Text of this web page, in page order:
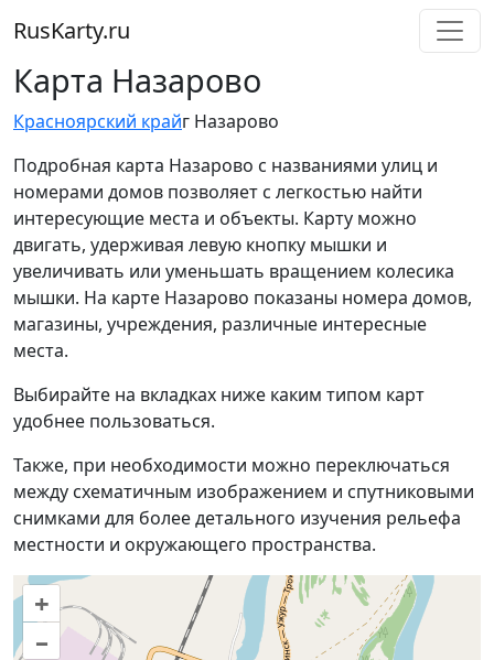
RusKarty.ru
Карта Назарово
Красноярский крайг Назарово
Подробная карта Назарово с названиями улиц и
номерами домов позволяет с легкостью найти
интересующие места и объекты. Карту можно
двигать, удерживая левую кнопку мышки и
увеличивать или уменьшать вращением колесика
мышки. На карте Назарово показаны номера домов,
магазины, учреждения, различные интересные
места.
Выбирайте на вкладках ниже каким типом карт
удобнее пользоваться.
Также, при необходимости можно переключаться
между схематичным изображением и спутниковыми
снимками для более детального изучения рельефа
местности и окружающего пространства.
+
–